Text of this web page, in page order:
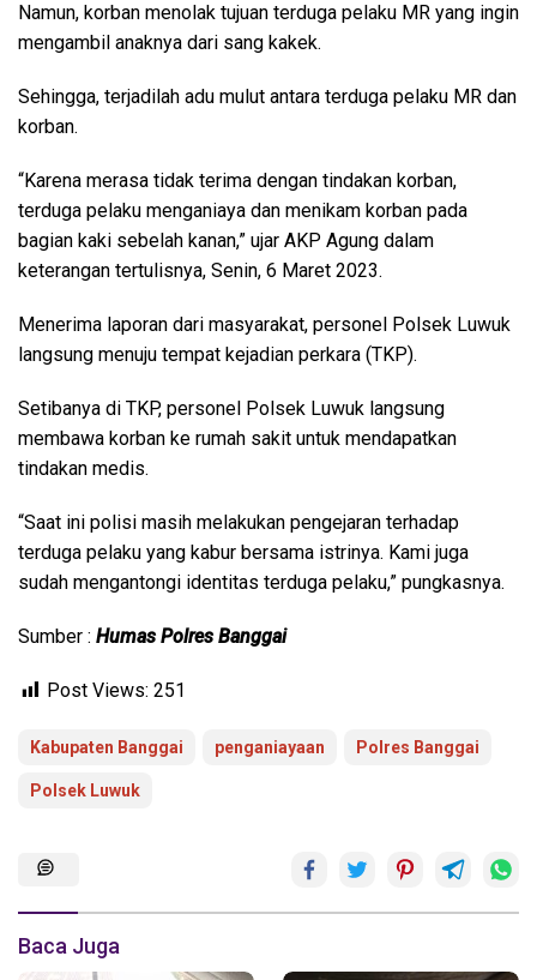
Namun, korban menolak tujuan terduga pelaku MR yang ingin
mengambil anaknya dari sang kakek.
Sehingga, terjadilah adu mulut antara terduga pelaku MR dan
korban.
“Karena merasa tidak terima dengan tindakan korban,
terduga pelaku menganiaya dan menikam korban pada
bagian kaki sebelah kanan,” ujar AKP Agung dalam
keterangan tertulisnya, Senin, 6 Maret 2023.
Menerima laporan dari masyarakat, personel Polsek Luwuk
langsung menuju tempat kejadian perkara (TKP).
Setibanya di TKP, personel Polsek Luwuk langsung
membawa korban ke rumah sakit untuk mendapatkan
tindakan medis.
“Saat ini polisi masih melakukan pengejaran terhadap
terduga pelaku yang kabur bersama istrinya. Kami juga
sudah mengantongi identitas terduga pelaku,” pungkasnya.
Sumber : Humas Polres Banggai
Post Views: 251
Kabupaten Banggai penganiayaan Polres Banggai
Polsek Luwuk
Baca Juga